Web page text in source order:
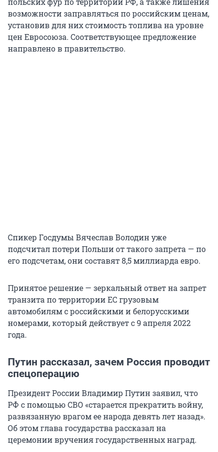
возможности заправляться по российским ценам,
установив для них стоимость топлива на уровне
цен Евросоюза. Соответствующее предложение
направлено в правительство.
Спикер Госдумы Вячеслав Володин уже
подсчитал потери Польши от такого запрета — по
его подсчетам, они составят 8,5 миллиарда евро.
Принятое решение — зеркальный ответ на запрет
транзита по территории ЕС грузовым
автомобилям с российскими и белорусскими
номерами, который действует с 9 апреля 2022
года.
Путин рассказал, зачем Россия проводит
спецоперацию
Президент России Владимир Путин заявил, что
РФ с помощью СВО «старается прекратить войну,
развязанную врагом ее народа девять лет назад».
Об этом глава государства рассказал на
церемонии вручения государственных наград.